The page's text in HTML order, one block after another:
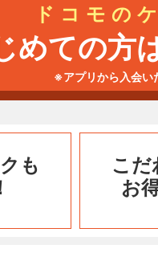
ドコモの
めての方
※アプリから入会い
も
こだ
お